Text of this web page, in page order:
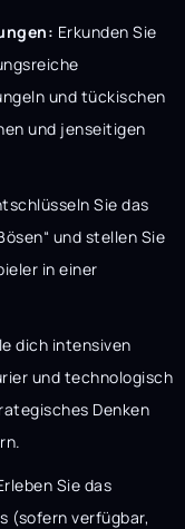
Erkunden Sie
und tückischen
und jenseitigen
Sie das
und stellen Sie
in einer
dich intensiven
und technologisch
Denken
Sie das
(sofern verfügbar,